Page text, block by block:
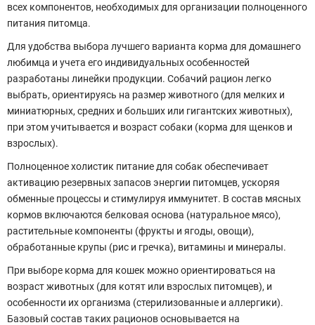
всех компонентов, необходимых для организации полноценного
питания питомца.
Для удобства выбора лучшего варианта корма для домашнего
любимца и учета его индивидуальных особенностей
разработаны линейки продукции. Собачий рацион легко
выбрать, ориентируясь на размер животного (для мелких и
миниатюрных, средних и больших или гигантских животных),
при этом учитывается и возраст собаки (корма для щенков и
взрослых).
Полноценное холистик питание для собак обеспечивает
активацию резервных запасов энергии питомцев, ускоряя
обменные процессы и стимулируя иммунитет. В состав мясных
кормов включаются белковая основа (натуральное мясо),
растительные компоненты (фрукты и ягоды, овощи),
обработанные крупы (рис и гречка), витамины и минералы.
При выборе корма для кошек можно ориентироваться на
возраст животных (для котят или взрослых питомцев), и
особенности их организма (стерилизованные и аллергики).
Базовый состав таких рационов основывается на